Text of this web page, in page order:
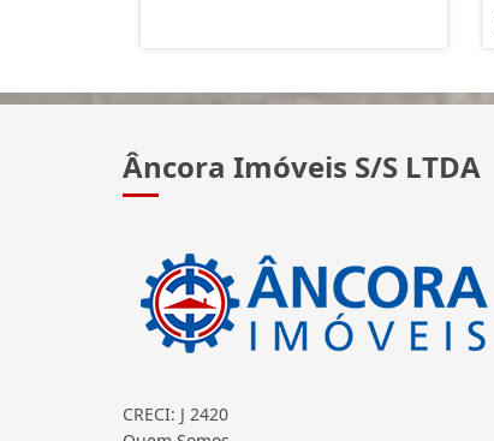
Âncora Imóveis S/S LTDA
CRECI: J 2420